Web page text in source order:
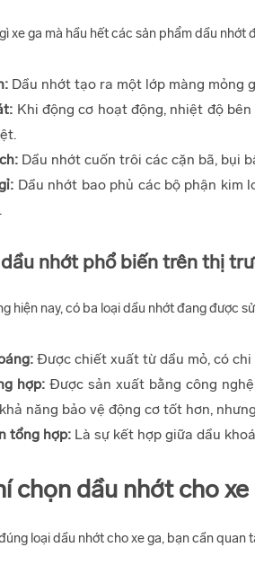
xe ga mà hầu hết các sản phẩm dầu
Dầu nhớt tạo ra một lớp màng mỏng
Khi động cơ hoạt động, nhiệt độ
Dầu nhớt cuốn trôi các cặn bã, bụi
Dầu nhớt bao phủ các bộ phận kim
nhớt phổ biến trên thị
hiện nay, có ba loại dầu nhớt đang được
Được chiết xuất từ dầu mỏ, có
hợp: Được sản xuất bằng công
năng bảo vệ động cơ tốt hơn,
tổng hợp: Là sự kết hợp giữa dầu
chọn dầu nhớt cho xe
loại dầu nhớt cho xe ga, bạn cần quan